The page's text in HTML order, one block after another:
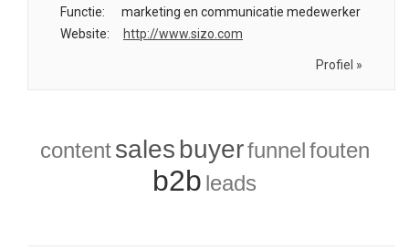
Functie:
marketing en communicatie medewerker
Website:
http://www.sizo.com
Profiel »
content sales buyerfunnelfouten
b2b leads